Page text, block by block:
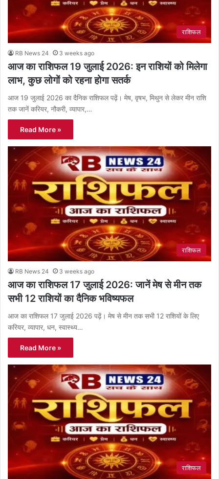
राशिफल
RB News 24 3 weeks ago
आज का राशिफल 19 जुलाई 2026: इन राशियों को मिलेगा
लाभ, कुछ लोगों को रहना होगा सतर्क
आज 19 जुलाई 2026 का दैनिक राशिफल पढ़ें। मेष, वृषभ, मिथुन से लेकर मीन राशि
तक जानें करियर, नौकरी, व्यापार,…
Read More »
राशिफल
RB News 24 3 weeks ago
आज का राशिफल 17 जुलाई 2026: जानें मेष से मीन तक
सभी 12 राशियों का दैनिक भविष्यफल
आज का राशिफल 17 जुलाई 2026 पढ़ें। मेष से मीन तक सभी 12 राशियों के लिए
करियर, व्यापार, धन, स्वास्थ्य…
Read More »
राशिफल